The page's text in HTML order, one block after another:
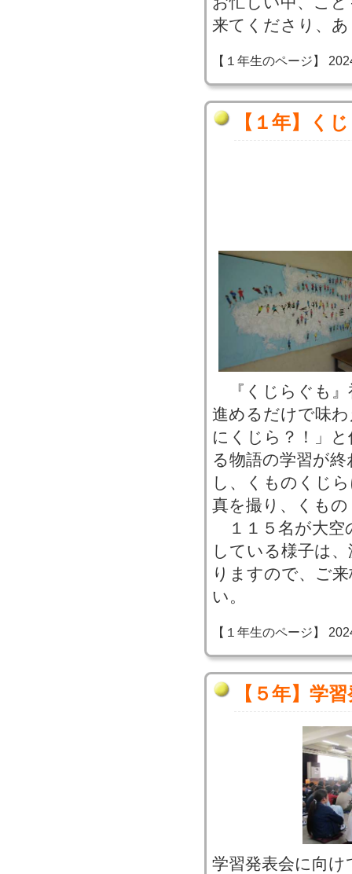
来てくださり、
【１年生のページ】
【１年】く
『くじらぐも』
進めるだけで味
にくじら？！」
る物語の学習が
し、くものくじ
真を撮り、くも
１１５名が大空
している様子は
りますので、ご
い。
【１年生のページ】
【５年】学
学習発表会に向